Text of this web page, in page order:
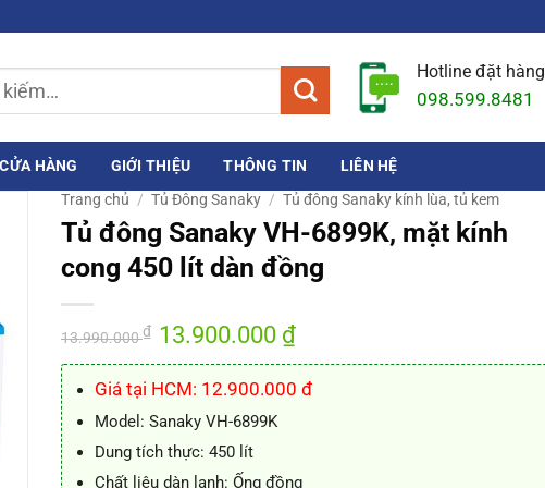
Hotline đặt hàng
098.599.8481
CỬA HÀNG GIỚI THIỆU THÔNG TIN LIÊN HỆ
Trang chủ / Tủ Đông Sanaky / Tủ đông Sanaky kính lùa, tủ kem
Tủ đông Sanaky VH-6899K, mặt kính
cong 450 lít dàn đồng
13.990.000₫ Giá
gốc
là:
13.900.000 ₫Giá
tại
13.900.000 ₫.
Giá tại HCM: 12.900.000 đ
Model: Sanaky VH-6899K
Dung tích thực: 450 lít
Chất liệu dàn lạnh: Ống đồng